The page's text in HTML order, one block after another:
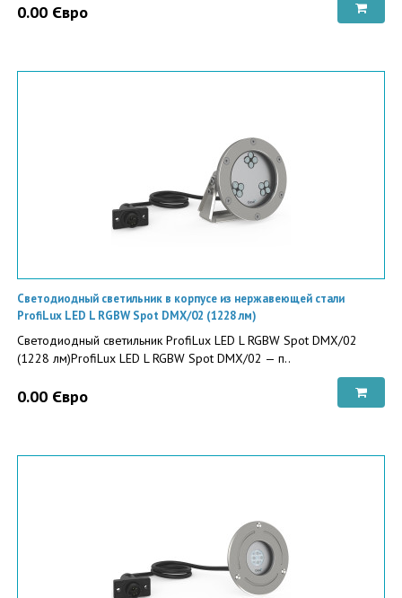
0.00 Євро
Светодиодный светильник в корпусе из нержавеющей стали
ProfiLux LED L RGBW Spot DMX/02 (1228 лм)
Светодиодный светильник ProfiLux LED L RGBW Spot DMX/02
(1228 лм)ProfiLux LED L RGBW Spot DMX/02 — п..
0.00 Євро